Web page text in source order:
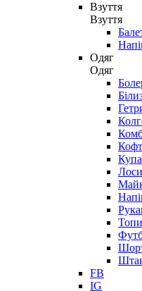
Взуття
Взуття
Одяг
Одяг
Топи
FB
IG